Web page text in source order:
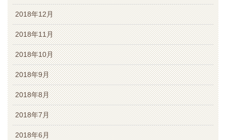
2018年12月
2018年11月
2018年10月
2018年9月
2018年8月
2018年7月
2018年6月